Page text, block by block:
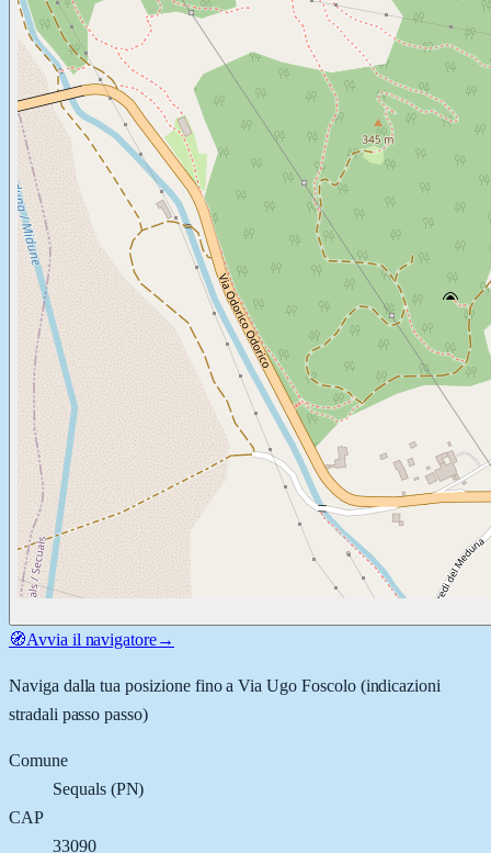
🧭Avvia il navigatore→
Naviga dalla tua posizione fino aVia Ugo Foscolo(indicazioni
stradali passo passo)
Comune
Sequals(PN)
CAP
33090